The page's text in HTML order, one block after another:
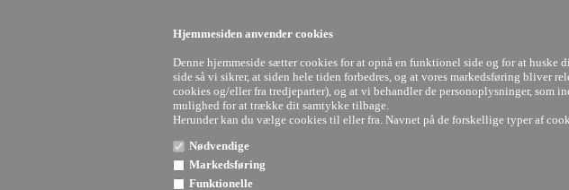
Hjemmesiden anvender cookies
Denne hjemmeside sætter cookies for at opnå en funktionel side og for at
side så vi sikrer, at siden hele tiden forbedres, og at vores markedsføring bliver
cookies og/eller fra tredjeparter), og at vi behandler de personoplysninger, som
mulighed for at trække dit samtykke tilbage.
Herunder kan du vælge cookies til eller fra. Navnet på de forskellige typer af
Nødvendige
Markedsføring
Funktionelle